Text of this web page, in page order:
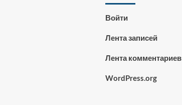
Войти
Лента записей
Лента комментариев
WordPress.org